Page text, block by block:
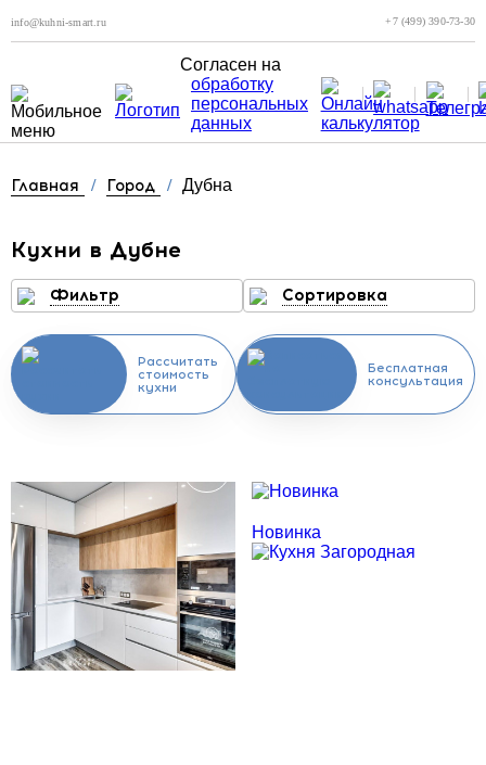
info@kuhni-smart.ru +7 (499) 390-73-30
Согласен на
обработку
персональных
данных
Главная / Город / Дубна
Кухни в Дубне
Фильтр Сортировка
Рассчитать
стоимость
кухни
Бесплатная
консультация
Новинка